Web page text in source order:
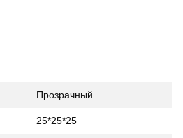
Прозрачный
25*25*25